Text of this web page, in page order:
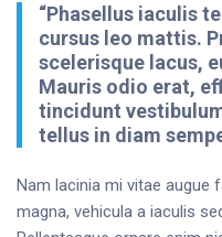
“Phasellus iaculis
cursus leo mattis.
scelerisque lacus,
Mauris odio erat,
tincidunt
tellus in diam
Nam lacinia mi vitae augue
magna, vehicula a iaculis